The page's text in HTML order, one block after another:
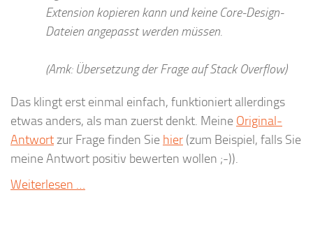
Extension kopieren kann und keine Core-Design-
Dateien angepasst werden müssen.
(Amk: Übersetzung der Frage auf Stack Overflow)
Das klingt erst einmal einfach, funktioniert allerdings
etwas anders, als man zuerst denkt. Meine Original-
Antwortzur Frage finden Sie hier (zum Beispiel, falls Sie
meine Antwort positiv bewerten wollen ;-)).
Weiterlesen …